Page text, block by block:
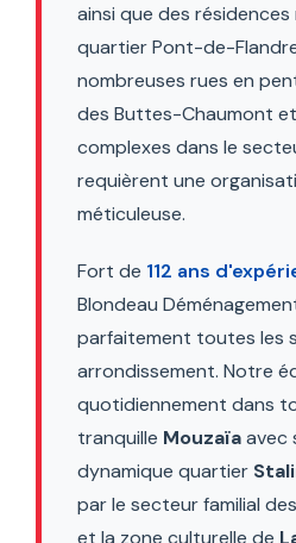
ainsi que des
quartier Pont-de-
nombreuses rues en
des Buttes-Chaumont
complexes dans le
requièrent une
méticuleuse.
Fort de 112 ans
Blondeau
parfaitement toutes les
arrondissement. Notre
quotidiennement dans
tranquille Mouzaïaavec
dynamique quartier
par le secteur familial des
et la zone culturelle de